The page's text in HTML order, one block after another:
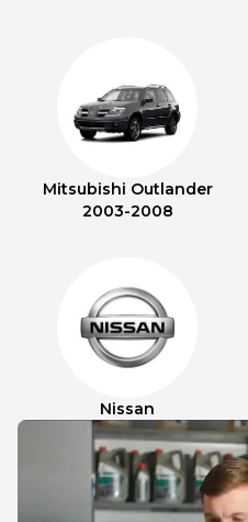
Mitsubishi Outlander
2003-2008
Nissan